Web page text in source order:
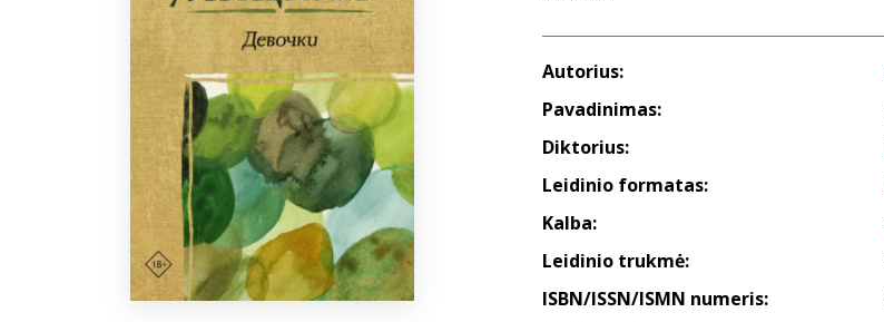
Autorius:
Pavadinimas:
Diktorius:
Leidinio formatas:
Kalba:
Leidinio trukmė:
ISBN/ISSN/ISMN numeris: